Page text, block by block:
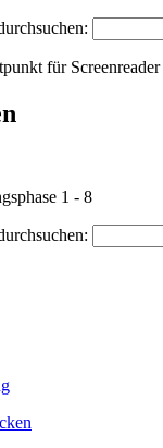
1 - 8